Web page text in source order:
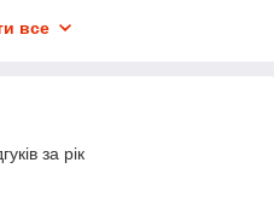
кутників значно вище
конструкціями.
все
за рік